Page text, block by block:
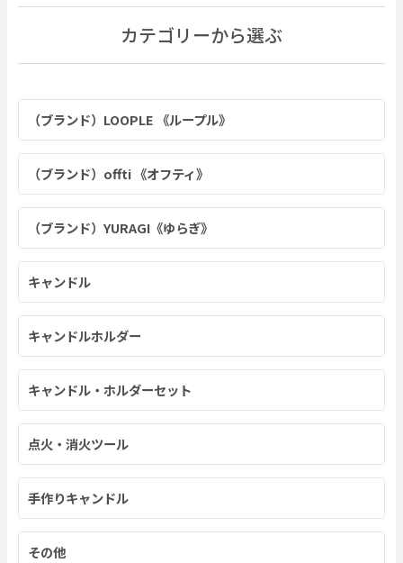
カテゴリーから選ぶ
（ブランド）LOOPLE 《ループル》
（ブランド）offti 《オフティ》
（ブランド）YURAGI《ゆらぎ》
キャンドル
キャンドルホルダー
キャンドル・ホルダーセット
点火・消火ツール
手作りキャンドル
その他